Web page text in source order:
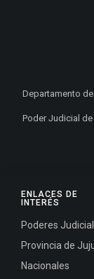
ENLACES DE
INTERÉS
Poderes
Provincia de
Nacionales
Departamento
Poder Judicial